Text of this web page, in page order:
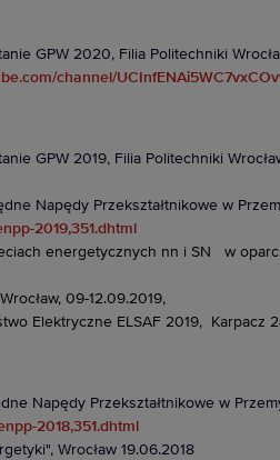
GPW 2020, Filia Politechniki
channel/
GPW 2019, Filia Politechniki
Napędy Przekształtnikowe w
2019,351.dhtml
energetycznych nn i SN
w
09-12.09.2019,
Elektryczne ELSAF 2019,
Karpacz
Napędy Przekształtnikowe w
2018,351.dhtml
Wrocław 19.06.2018